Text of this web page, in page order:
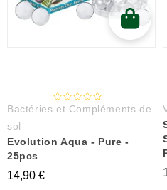
Bactéries et Compléments de
sol
Evolution Aqua - Pure -
25pcs
14,90 €